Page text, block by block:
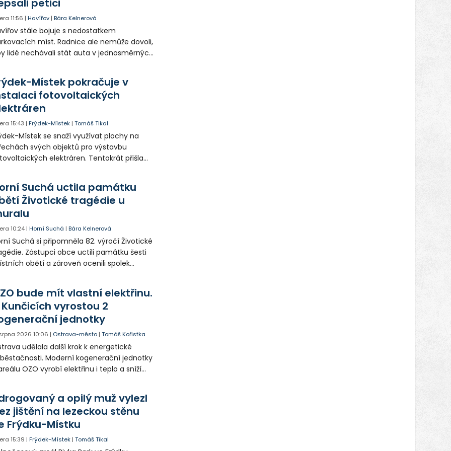
petici
11:56 |Havířov |Bára Kelnerová
stále bojuje s nedostatkem
míst. Radnice ale nemůže dovoli,
lidé nechávali stát auta v jednosměrných
někteří obyvatelé rozhodli sepsat petici.
Místek pokračuje v
fotovoltaických
15:43 |Frýdek-Místek |Tomáš Tikal
Místek se snaží využívat plochy na
svých objektů pro výstavbu
elektráren. Tentokrát přišla
Suchá uctila památku
Životické tragédie u
10:24 |Horní Suchá |Bára Kelnerová
Suchá si připomněla 82. výročí Životické
Zástupci obce uctili památku šesti
obětí a zároveň ocenili spolek
bude mít vlastní elektřinu.
Kunčicích vyrostou 2
jednotky
2026 10:06 | Ostrava-město |Tomáš Kořistka
udělala další krok k energetické
Moderní kogenerační jednotky
OZO vyrobí elektřinu i teplo a sníží
a opilý muž vylezl
jištění na lezeckou stěnu
Frýdku-Místku
15:39 |Frýdek-Místek |Tomáš Tikal